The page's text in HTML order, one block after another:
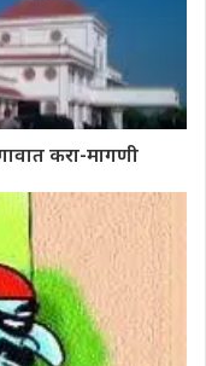
करा-मागणी